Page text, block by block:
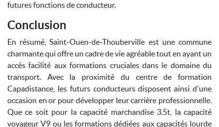
futures fonctions de conducteur.
Conclusion
En résumé, Saint-Ouen-de-Thouberville est une commune
charmante qui offre un cadre de vie agréable tout en ayant un
accès facilité aux formations cruciales dans le domaine du
transport. Avec la proximité du centre de formation
Capadistance, les futurs conducteurs disposent ainsi d'une
occasion en or pour développer leur carrière professionnelle.
Que ce soit pour la capacité marchandise 3.5t, la capacité
voyageur V9 ou les formations dédiées aux capacités lourde